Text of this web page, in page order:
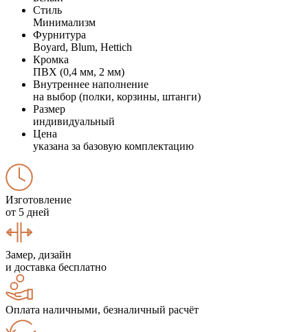
Стиль
Минимализм
Фурнитура
Boyard, Blum, Hettich
Кромка
ПВХ (0,4 мм, 2 мм)
Внутреннее наполнение
на выбор (полки, корзины, штанги)
Размер
индивидуальный
Цена
указана за базовую комплектацию
Изготовление
от 5 дней
Замер, дизайн
и доставка бесплатно
Оплата наличными, безналичный расчёт